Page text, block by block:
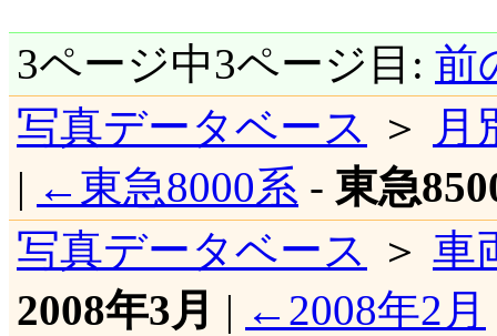
3ページ中3ページ目: 前
写真データベース
＞
月
| ←東急8000系 - 東急
写真データベース
＞ 車
2008年3月 | ←2008年2月